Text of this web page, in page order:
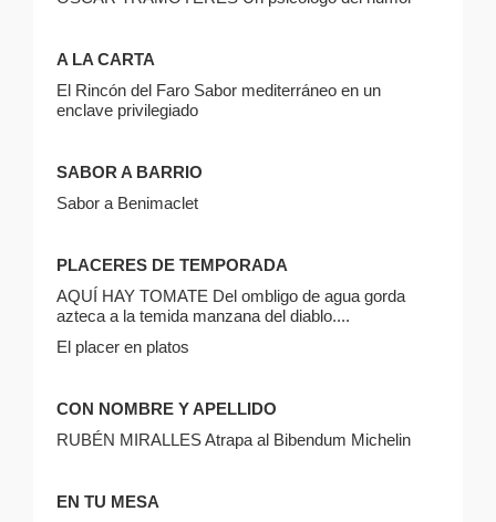
A LA CARTA
El Rincón del Faro Sabor mediterráneo en un
enclave privilegiado
SABOR A BARRIO
Sabor a Benimaclet
PLACERES DE TEMPORADA
AQUÍ HAY TOMATE Del ombligo de agua gorda
azteca a la temida manzana del diablo....
El placer en platos
CON NOMBRE Y APELLIDO
RUBÉN MIRALLES Atrapa al Bibendum Michelin
EN TU MESA